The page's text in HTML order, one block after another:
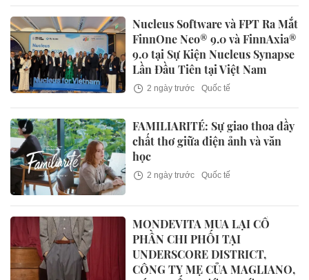
Nucleus Software và FPT Ra Mắt
FinnOne Neo® 9.0 và FinnAxia®
9.0 tại Sự Kiện Nucleus Synapse
Lần Đầu Tiên tại Việt Nam
2 ngày trước Quốc tế
FAMILIARITÉ: Sự giao thoa đầy
chất thơ giữa điện ảnh và văn
học
2 ngày trước Quốc tế
MONDEVITA MUA LẠI CỔ
PHẦN CHI PHỐI TẠI
UNDERSCORE DISTRICT,
CÔNG TY MẸ CỦA MAGLIANO,